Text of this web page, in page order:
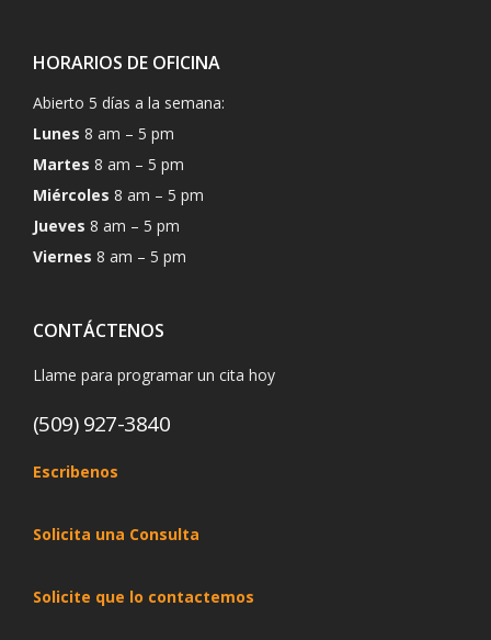
HORARIOS DE OFICINA
Abierto 5 días a la semana:
Lunes 8 am – 5 pm
Martes 8 am – 5 pm
Miércoles 8 am – 5 pm
Jueves 8 am – 5 pm
Viernes 8 am – 5 pm
CONTÁCTENOS
Llame para programar un cita hoy
(509) 927-3840
Escribenos
Solicita una Consulta
Solicite que lo contactemos